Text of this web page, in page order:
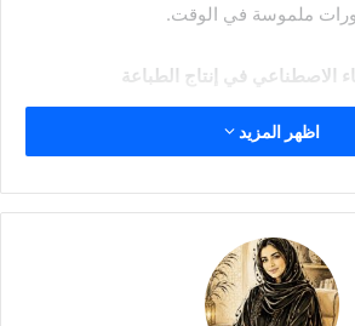
ملموسة في الوقت.
الاصطناعي في إنتاج الطباعة
في مراحله الأولى وتحسين توجيه المهام،
قيد التشغيل وأيّها متاح بالكامل. وتقوم
تلقائياً تحسين تخطيطات المستندات
مستويات الكفاءة.
اظهر المزيد